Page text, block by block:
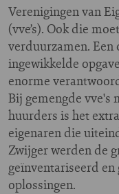
Verenigingen van
(vve’s). Ook die
verduurzamen.
ingewikkelde
enorme
Bij gemengde vve's
huurders is het
eigenaren die
Zwijger werden de
geïnventariseerd
oplossingen.